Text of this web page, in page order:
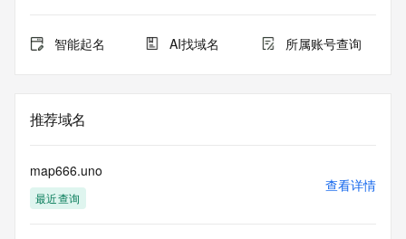
智能起名 AI找域名 所属账号查询
推荐域名
map666.uno
最近查询
查看详情